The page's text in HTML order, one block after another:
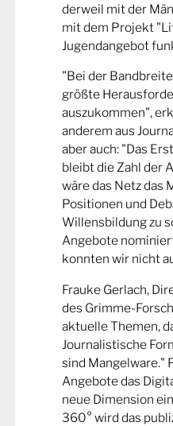
derweil mit der
mit dem Projekt
Jugendangebot
"Bei der
größte
auszukommen",
anderem aus
aber auch: "Das
bleibt die Zahl der
wäre das Netz das
Positionen und
Willensbildung zu
Angebote
konnten wir nicht
Frauke Gerlach,
des Grimme-
aktuelle Themen,
Journalistische
sind Mangelware."
Angebote das
neue Dimension
360° wird das